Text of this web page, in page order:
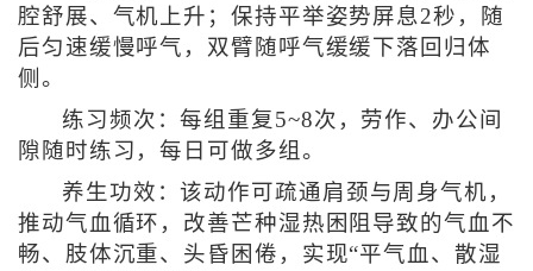
腔舒展、气机上升；保持平举姿势屏息2秒，随
后匀速缓慢呼气，双臂随呼气缓缓下落回归体
侧。
练习频次：每组重复5~8次，劳作、办公间
隙随时练习，每日可做多组。
养生功效：该动作可疏通肩颈与周身气机，
推动气血循环，改善芒种湿热困阻导致的气血不
畅、肢体沉重、头昏困倦，实现“平气血、散湿